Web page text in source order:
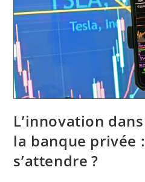
L’innovation
la banque privée
s’attendre ?